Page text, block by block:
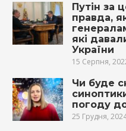
Путін за
правда,
які
України
15 Серпня,
Чи буде
погоду
25 Грудня,